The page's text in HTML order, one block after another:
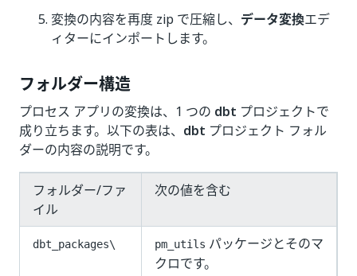
変換の内容を再度 zip で圧縮し、 データ変換エデ
ィターにインポートします。
フォルダー構造
プロセス アプリの変換は、1 つの dbt プロジェクトで
成り立ちます。以下の表は、 dbt プロジェクト フォル
ダーの内容の説明です。
フォルダー/ファ
イル
次の値を含む
dbt_packages\ pm_utils パッケージとそのマ
クロです。